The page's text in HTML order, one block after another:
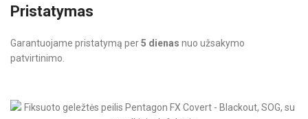
Pristatymas
Garantuojame pristatymą per5 dienas nuo užsakymo
patvirtinimo.